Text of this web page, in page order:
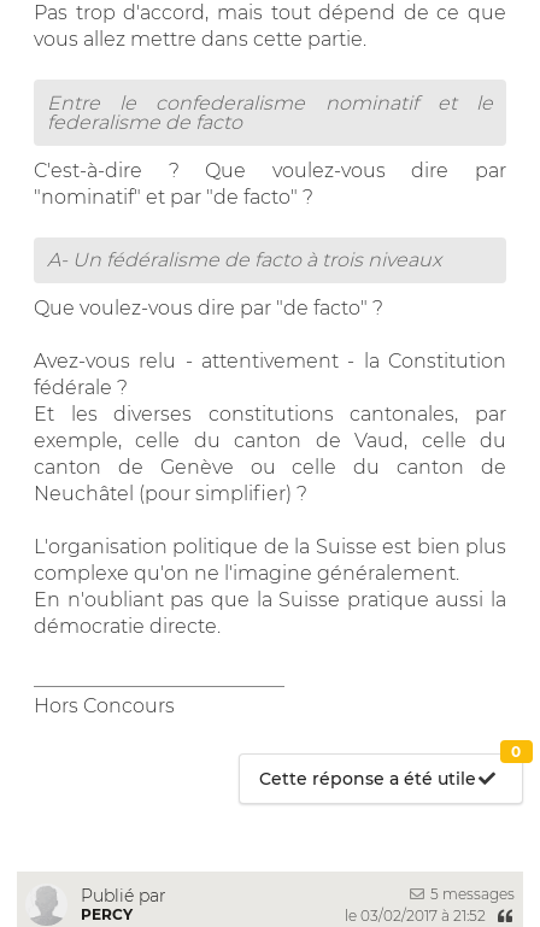
Pas trop d'accord, mais tout dépend de ce que
vous allez mettre dans cette partie.
Entre le confederalisme nominatif et le
federalisme de facto
C'est-à-dire ? Que voulez-vous dire par
"nominatif" et par "de facto" ?
A- Un fédéralisme de facto à trois niveaux
Que voulez-vous dire par "de facto" ?
Avez-vous relu - attentivement - la Constitution
fédérale ?
Et les diverses constitutions cantonales, par
exemple, celle du canton de Vaud, celle du
canton de Genève ou celle du canton de
Neuchâtel (pour simplifier) ?
L'organisation politique de la Suisse est bien plus
complexe qu'on ne l'imagine généralement.
En n'oubliant pas que la Suisse pratique aussi la
démocratie directe.
Hors Concours
Cette réponse a été utile
0
Publié par
PERCY
5 messages
le 03/02/2017 à 21:52